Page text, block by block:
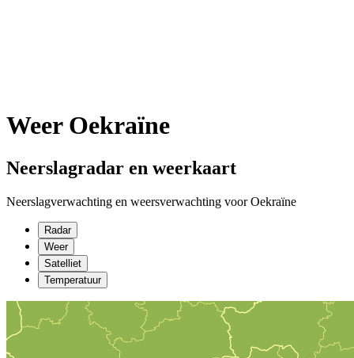
Weer Oekraïne
Neerslagradar en weerkaart
Neerslagverwachting en weersverwachting voor Oekraïne
Radar
Weer
Satelliet
Temperatuur